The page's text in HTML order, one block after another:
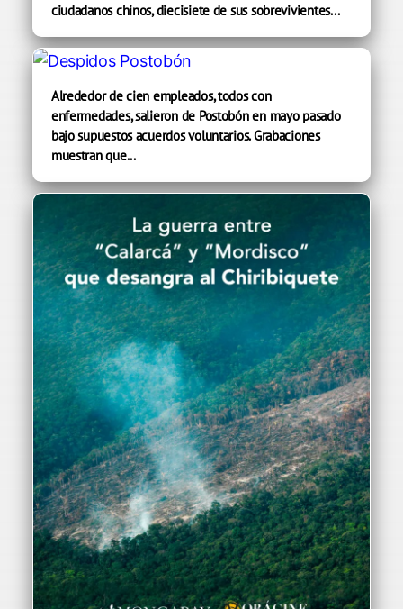
ciudadanos chinos, diecisiete de sus sobrevivientes...
Alrededor de cien empleados, todos con
enfermedades, salieron de Postobón en mayo pasado
bajo supuestos acuerdos voluntarios. Grabaciones
muestran que...